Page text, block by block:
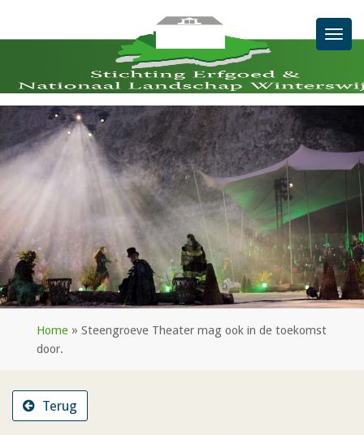
Home » Steengroeve Theater mag ook in de toekomst
door.
Terug